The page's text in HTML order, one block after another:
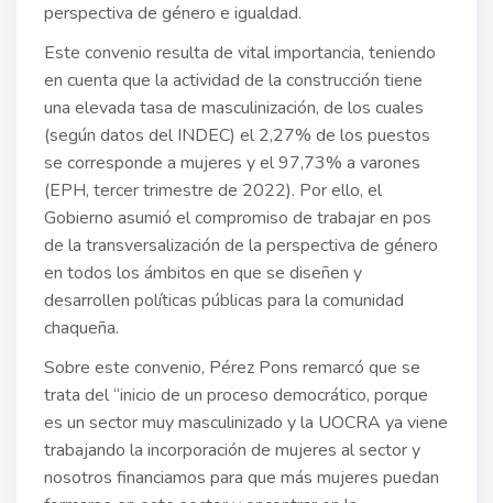
perspectiva de género e igualdad.
Este convenio resulta de vital importancia, teniendo
en cuenta que la actividad de la construcción tiene
una elevada tasa de masculinización, de los cuales
(según datos del INDEC) el 2,27% de los puestos
se corresponde a mujeres y el 97,73% a varones
(EPH, tercer trimestre de 2022). Por ello, el
Gobierno asumió el compromiso de trabajar en pos
de la transversalización de la perspectiva de género
en todos los ámbitos en que se diseñen y
desarrollen políticas públicas para la comunidad
chaqueña.
Sobre este convenio, Pérez Pons remarcó que se
trata del “inicio de un proceso democrático, porque
es un sector muy masculinizado y la UOCRA ya viene
trabajando la incorporación de mujeres al sector y
nosotros financiamos para que más mujeres puedan